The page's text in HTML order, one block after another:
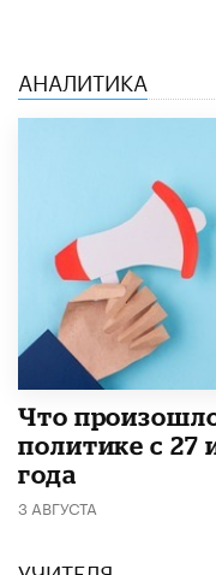
АНАЛИТИКА
​Что
политике с 27
года
3 АВГУСТА